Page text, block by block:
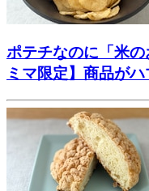
ポテチなのに「米
ミマ限定】商品が